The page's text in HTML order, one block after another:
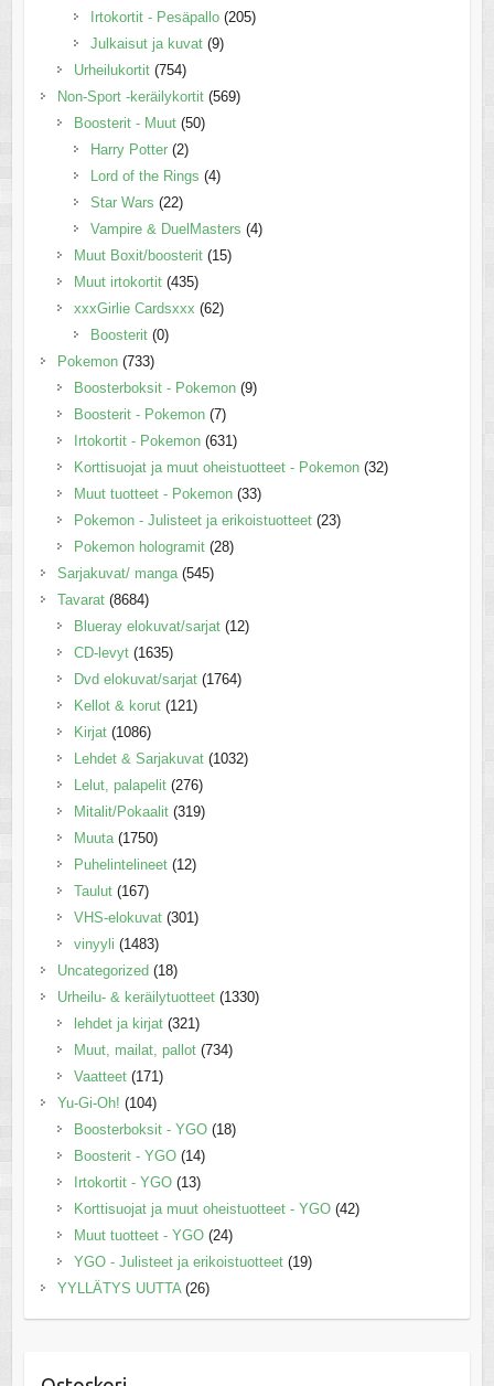
Irtokortit - Pesäpallo (205)
Julkaisut ja kuvat (9)
Urheilukortit (754)
Non-Sport -keräilykortit (569)
Boosterit - Muut (50)
Harry Potter (2)
Lord of the Rings (4)
Star Wars (22)
Vampire & DuelMasters (4)
Muut Boxit/boosterit (15)
Muut irtokortit (435)
xxxGirlie Cardsxxx (62)
Boosterit (0)
Pokemon (733)
Boosterboksit - Pokemon (9)
Boosterit - Pokemon (7)
Irtokortit - Pokemon (631)
Korttisuojat ja muut oheistuotteet - Pokemon (32)
Muut tuotteet - Pokemon (33)
Pokemon - Julisteet ja erikoistuotteet (23)
Pokemon hologramit (28)
Sarjakuvat/ manga (545)
Tavarat (8684)
Blueray elokuvat/sarjat (12)
CD-levyt (1635)
Dvd elokuvat/sarjat (1764)
Kellot & korut (121)
Kirjat (1086)
Lehdet & Sarjakuvat (1032)
Lelut, palapelit (276)
Mitalit/Pokaalit (319)
Muuta (1750)
Puhelintelineet (12)
Taulut (167)
VHS-elokuvat (301)
vinyyli (1483)
Uncategorized (18)
Urheilu- & keräilytuotteet (1330)
lehdet ja kirjat (321)
Muut, mailat, pallot (734)
Vaatteet (171)
Yu-Gi-Oh! (104)
Boosterboksit - YGO (18)
Boosterit - YGO (14)
Irtokortit - YGO (13)
Korttisuojat ja muut oheistuotteet - YGO (42)
Muut tuotteet - YGO (24)
YGO - Julisteet ja erikoistuotteet (19)
YYLLÄTYS UUTTA (26)